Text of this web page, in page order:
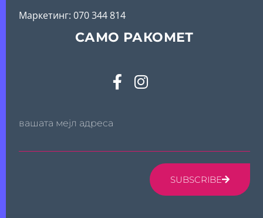
Mаркетинг: 070 344 814
САМО РАКОМЕТ
вашата мејл адреса
SUBSCRIBE